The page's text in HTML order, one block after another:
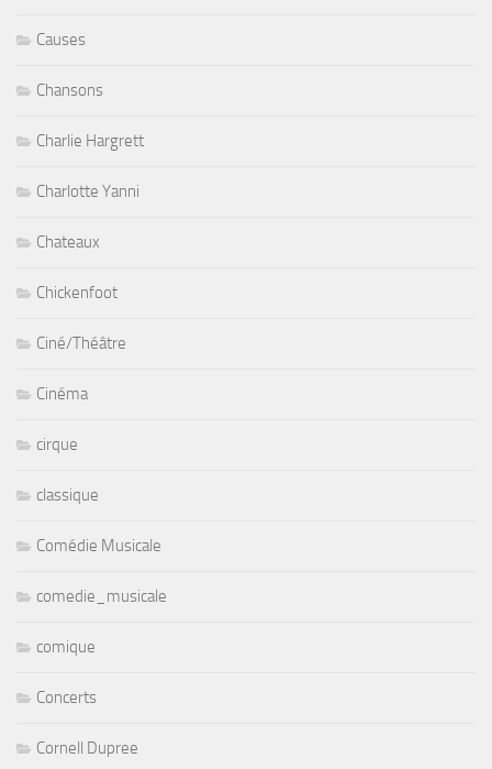
Causes
Chansons
Charlie Hargrett
Charlotte Yanni
Chateaux
Chickenfoot
Ciné/Théâtre
Cinéma
cirque
classique
Comédie Musicale
comedie_musicale
comique
Concerts
Cornell Dupree